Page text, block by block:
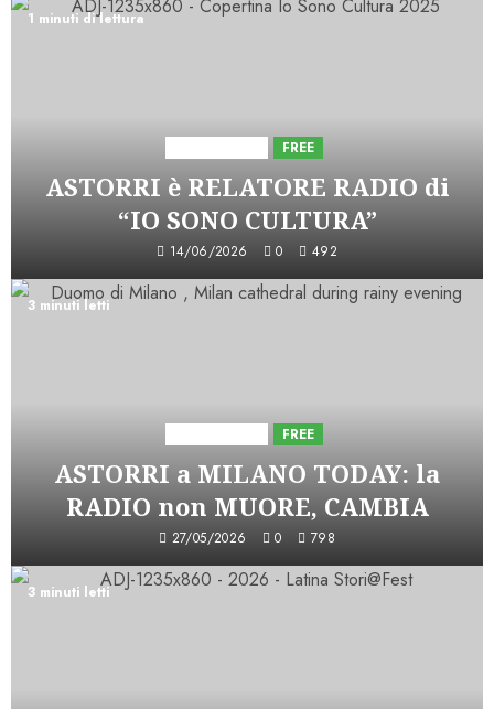
1 minuti di lettura
FREE
ASTORRI è RELATORE RADIO di
“IO SONO CULTURA”
14/06/2026 0 492
3 minuti letti
FREE
ASTORRI a MILANO TODAY: la
RADIO non MUORE, CAMBIA
27/05/2026 0 798
3 minuti letti